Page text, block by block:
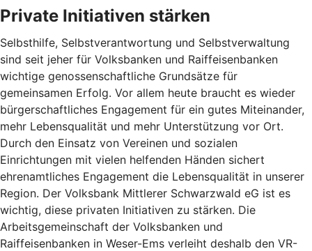
Private Initiativen stärken
Selbsthilfe, Selbstverantwortung und Selbstverwaltung
sind seit jeher für Volksbanken und Raiffeisenbanken
wichtige genossenschaftliche Grundsätze für
gemeinsamen Erfolg. Vor allem heute braucht es wieder
bürgerschaftliches Engagement für ein gutes Miteinander,
mehr Lebensqualität und mehr Unterstützung vor Ort.
Durch den Einsatz von Vereinen und sozialen
Einrichtungen mit vielen helfenden Händen sichert
ehrenamtliches Engagement die Lebensqualität in unserer
Region. Der Volksbank Mittlerer Schwarzwald eG ist es
wichtig, diese privaten Initiativen zu stärken. Die
Arbeitsgemeinschaft der Volksbanken und
Raiffeisenbanken in Weser-Ems verleiht deshalb den VR-